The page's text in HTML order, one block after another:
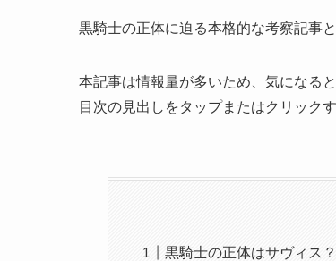
黒騎士の正体に迫る本格的な考察記事
本記事は情報量が多いため、気になる
目次の見出しをタップまたはクリック
黒騎士の正体はサヴィス